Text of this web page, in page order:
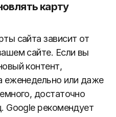
карту
сайта зависит от
сайте. Если вы
контент,
еженедельно или даже
достаточно
Google рекомендует